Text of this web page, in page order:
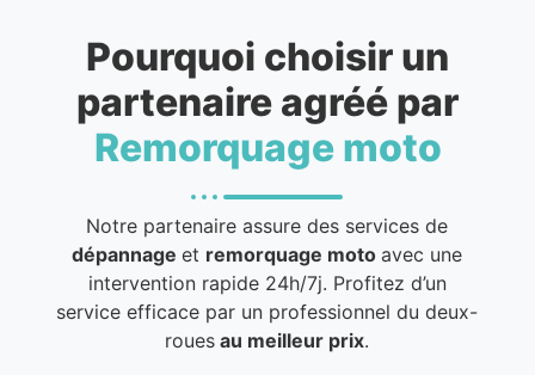
Pourquoi choisir un
partenaire agréé par
Remorquage moto
Notre partenaire assure des services de
dépannageet remorquage motoavec une
intervention rapide 24h/7j. Profitez d’un
service efficace par un professionnel du deux-
roues au meilleur prix.